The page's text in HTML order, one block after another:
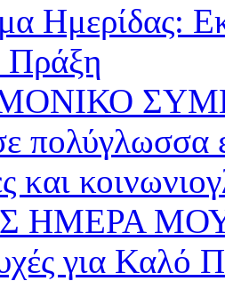
Ημερίδας:
Πράξη
πολύγλωσσα
και
ΗΜΕΡΑ
για Καλό